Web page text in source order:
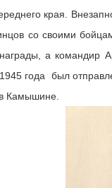
края.
со своими
а командир
года был
Камышине.